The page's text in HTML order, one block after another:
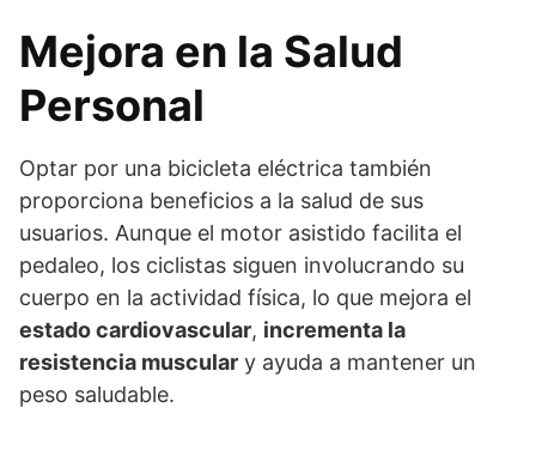
Mejora en la Salud
Personal
Optar por una bicicleta eléctrica también
proporciona beneficios a la salud de sus
usuarios. Aunque el motor asistido facilita el
pedaleo, los ciclistas siguen involucrando su
cuerpo en la actividad física, lo que mejora el
estado cardiovascular, incrementa la
resistencia muscular y ayuda a mantener un
peso saludable.